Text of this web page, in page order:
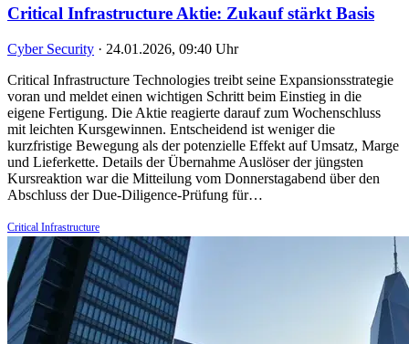
Critical Infrastructure Aktie: Zukauf stärkt Basis
Cyber Security · 24.01.2026, 09:40 Uhr
Critical Infrastructure Technologies treibt seine Expansionsstrategie
voran und meldet einen wichtigen Schritt beim Einstieg in die
eigene Fertigung. Die Aktie reagierte darauf zum Wochenschluss
mit leichten Kursgewinnen. Entscheidend ist weniger die
kurzfristige Bewegung als der potenzielle Effekt auf Umsatz, Marge
und Lieferkette. Details der Übernahme Auslöser der jüngsten
Kursreaktion war die Mitteilung vom Donnerstagabend über den
Abschluss der Due-Diligence-Prüfung für…
Critical Infrastructure